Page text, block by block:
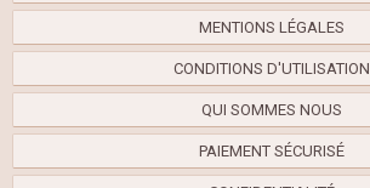
MENTIONS LÉGALES
CONDITIONS D'UTILISATION
QUI SOMMES NOUS
PAIEMENT SÉCURISÉ